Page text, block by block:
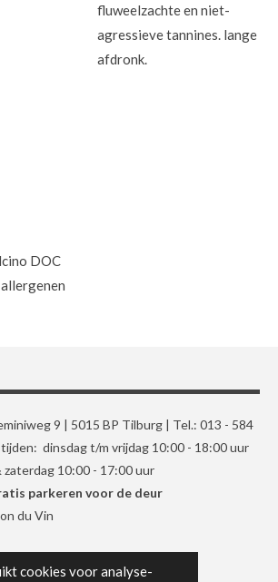
cookies voor analyse-
fluweelzachte en niet-
agressieve tannines. lange
afdronk.
DOC
9 | 5015 BP Tilburg | Tel.: 013 - 584
dinsdag t/m vrijdag 10:00 - 18:00 uur
zaterdag 10:00 - 17:00 uur
parkeren voor de deur
du Vin